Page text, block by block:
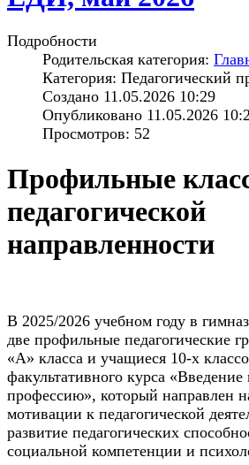
Подробности
Родительская категория:
Категория: Педагогический
Создано 11.05.2026 10:29
Опубликовано 11.05.2026
Просмотров: 52
Профильные
педагогической
направленности
В 2025/2026 учебном году в
две профильные педагогические
«А» класса и учащиеся 10-х
факультативного курса «Введение
профессию», который направлен
мотивации к педагогической
развитие педагогических
социальной компетенции и